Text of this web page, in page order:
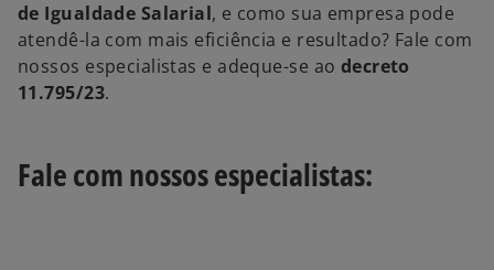
de Igualdade Salarial, e como sua empresa pode
atendê-la com mais eficiência e resultado? Fale com
nossos especialistas e adeque-se ao decreto
11.795/23.
Fale com nossos especialistas: